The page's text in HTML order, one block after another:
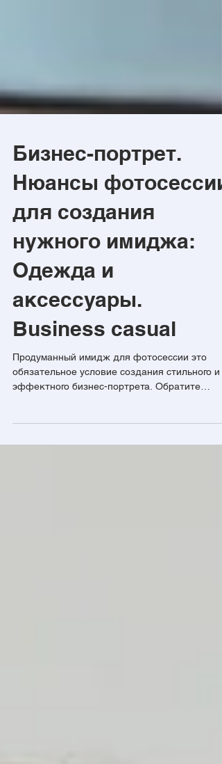
Бизнес-портрет.
Нюансы фотосессии
для создания
нужного имиджа:
Одежда и
аксессуары.
Business casual
Продуманный имидж для фотосессии это
эффектного бизнес-портрета. Обратите